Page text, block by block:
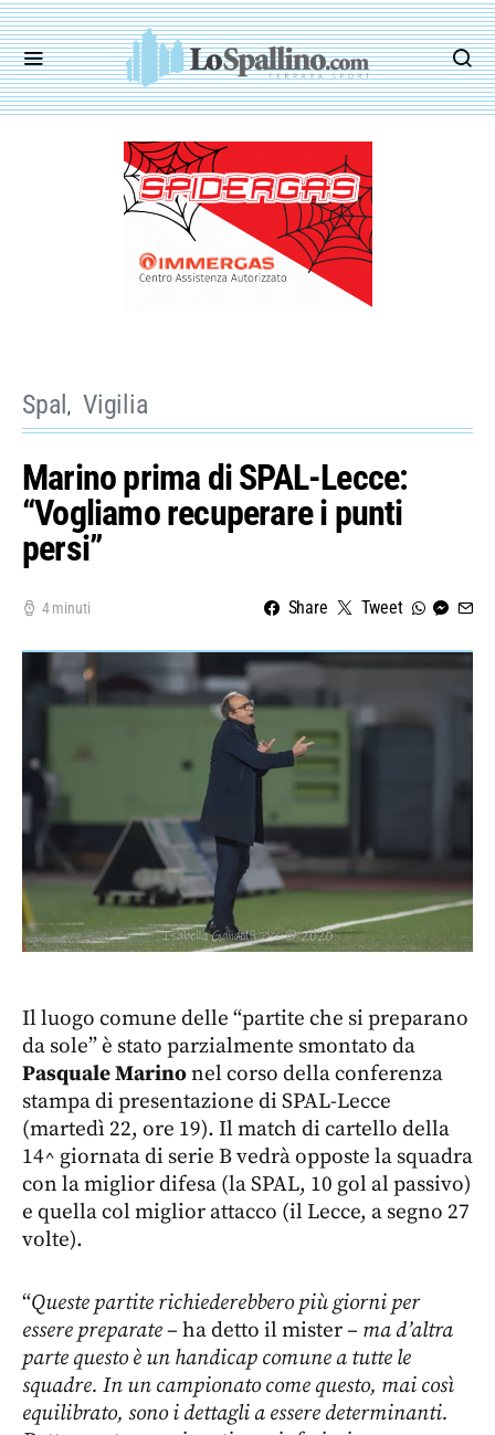
Spal Vigilia
Marino prima di SPAL-Lecce:
“Vogliamo recuperare i punti
persi”
4 minuti Share Tweet
Il luogo comune delle “partite che si preparano
da sole” è stato parzialmente smontato da
Pasquale Marinonel corso della conferenza
stampa di presentazione di SPAL-Lecce
(martedì 22, ore 19). Il match di cartello della
14^ giornata di serie B vedrà opposte la squadra
con la miglior difesa (la SPAL, 10 gol al passivo)
e quella col miglior attacco (il Lecce, a segno 27
volte).
“Queste partite richiederebbero più giorni per
essere preparate– ha detto il mister – ma d’altra
parte questo è un handicap comune a tutte le
squadre. In un campionato come questo, mai così
equilibrato, sono i dettagli a essere determinanti.